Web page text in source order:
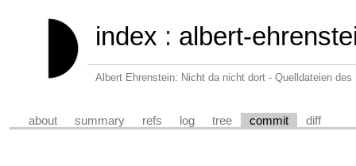
index : albert-
Albert Ehrenstein: Nicht da nicht dort - Quelldateien
about summary refs log tree commit diff